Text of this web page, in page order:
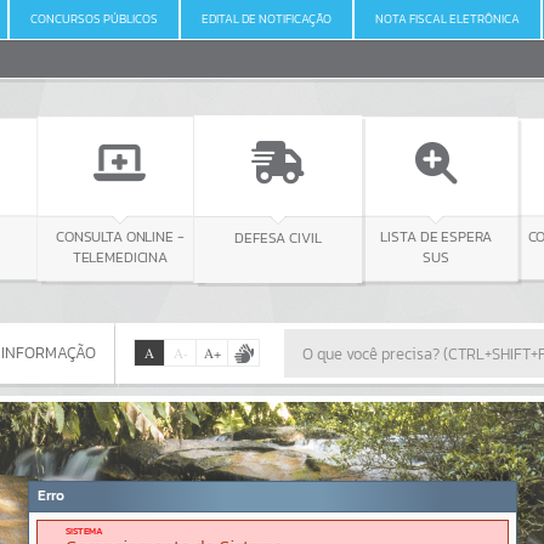
CONCURSOS PÚBLICOS EDITAL DE NOTIFICAÇÃO NOTA FISCAL ELETRÔNICA
-
DEFESA CIVIL
LISTA DE ESPERA
CONSULTA LICITAÇÃO
Por favor, aguarde...
A A- A+
Erro
SISTEMA